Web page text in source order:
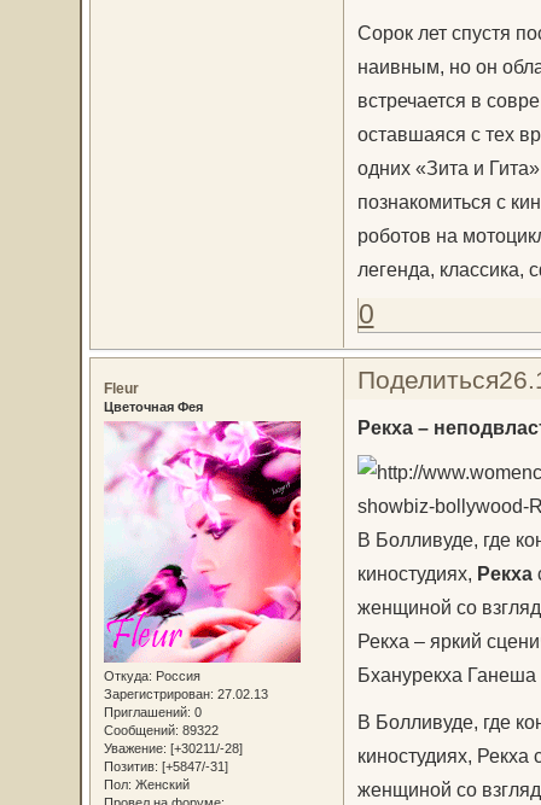
Сорок лет спустя
наивным, но он
встречается в
оставшаяся с тех
одних «Зита и
познакомиться с
роботов на
легенда,
0
Поделиться
Fleur
Цветочная Фея
Откуда: Россия
Зарегистрирован: 27.02.13
Приглашений: 0
Сообщений: 89322
Уважение: [+30211/-28]
Позитив: [+5847/-31]
Пол: Женский
Рекха –
В Болливуде, где
киностудиях, Рекха
женщиной со
Рекха – яркий
Бханурекха Ганеша
В Болливуде, где
киностудиях,
женщиной со